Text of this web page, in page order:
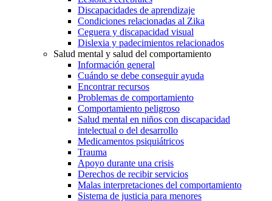
Discapacidades de aprendizaje
Condiciones relacionadas al Zika
Ceguera y discapacidad visual
Dislexia y padecimientos relacionados
Salud mental y salud del comportamiento
Información general
Cuándo se debe conseguir ayuda
Encontrar recursos
Problemas de comportamiento
Comportamiento peligroso
Salud mental en niños con discapacidad
intelectual o del desarrollo
Medicamentos psiquiátricos
Trauma
Apoyo durante una crisis
Derechos de recibir servicios
Malas interpretaciones del comportamiento
Sistema de justicia para menores